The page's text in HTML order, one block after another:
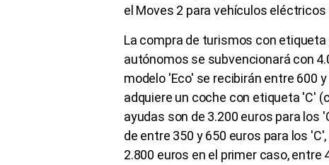
el Moves 2 para vehículos
La compra de turismos con
autónomos se subvencionará con
modelo 'Eco' se recibirán entre 600
adquiere un coche con etiqueta 'C'
ayudas son de 3.200 euros para los
de entre 350 y 650 euros para los
2.800 euros en el primer caso, entre